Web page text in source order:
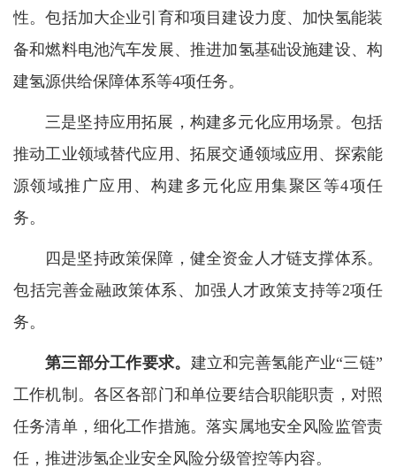
性。包括加大企业引育和项目建设力度、加快氢能装
备和燃料电池汽车发展、推进加氢基础设施建设、构
建氢源供给保障体系等4项任务。
三是坚持应用拓展，构建多元化应用场景。包括
推动工业领域替代应用、拓展交通领域应用、探索能
源领域推广应用、构建多元化应用集聚区等4项任
务。
四是坚持政策保障，健全资金人才链支撑体系。
包括完善金融政策体系、加强人才政策支持等2项任
务。
第三部分工作要求。 建立和完善氢能产业“三链”
工作机制。各区各部门和单位要结合职能职责，对照
任务清单，细化工作措施。落实属地安全风险监管责
任，推进涉氢企业安全风险分级管控等内容。